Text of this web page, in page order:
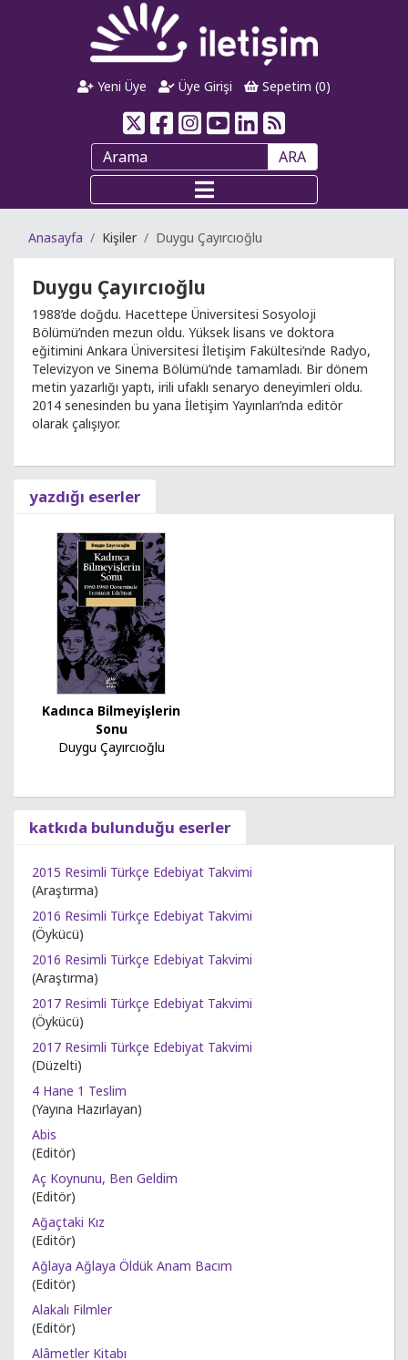
Yeni Üye Üye Girişi Sepetim (0)
ARA
Anasayfa Kişiler Duygu Çayırcıoğlu
Duygu Çayırcıoğlu
1988’de doğdu. Hacettepe Üniversitesi Sosyoloji
Bölümü’nden mezun oldu. Yüksek lisans ve doktora
eğitimini Ankara Üniversitesi İletişim Fakültesi’nde Radyo,
Televizyon ve Sinema Bölümü’nde tamamladı. Bir dönem
metin yazarlığı yaptı, irili ufaklı senaryo deneyimleri oldu.
2014 senesinden bu yana İletişim Yayınları’nda editör
olarak çalışıyor.
yazdığı eserler
Kadınca Bilmeyişlerin
Sonu
Duygu Çayırcıoğlu
katkıda bulunduğu eserler
2015 Resimli Türkçe Edebiyat Takvimi
(Araştırma)
2016 Resimli Türkçe Edebiyat Takvimi
(Öykücü)
2016 Resimli Türkçe Edebiyat Takvimi
(Araştırma)
2017 Resimli Türkçe Edebiyat Takvimi
(Öykücü)
2017 Resimli Türkçe Edebiyat Takvimi
(Düzelti)
4 Hane 1 Teslim
(Yayına Hazırlayan)
Abis
(Editör)
Aç Koynunu, Ben Geldim
(Editör)
Ağaçtaki Kız
(Editör)
Ağlaya Ağlaya Öldük Anam Bacım
(Editör)
Alakalı Filmler
(Editör)
Alâmetler Kitabı